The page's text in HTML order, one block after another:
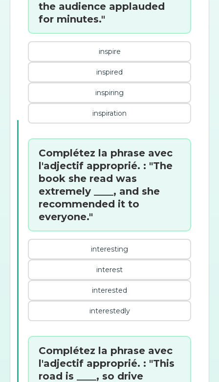
the audience applauded
for minutes."
inspire
inspired
inspiring
inspiration
Complétez la phrase avec
l'adjectif approprié. : "The
book she read was
extremely ____, and she
recommended it to
everyone."
interesting
interest
interested
interestedly
Complétez la phrase avec
l'adjectif approprié. : "This
road is ____, so drive